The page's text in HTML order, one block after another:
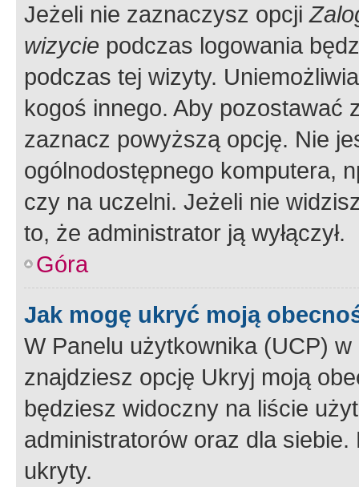
Jeżeli nie zaznaczysz opcji
wizycie podczas logowania
podczas tej wizyty.
kogoś innego. Aby pozostawać
zaznacz powyższą opcję. Nie
ogólnodostępnego komputera,
czy na uczelni. Jeżeli nie
to, że administrator ją wyłączył.
Góra
Jak mogę ukryć moją
W Panelu użytkownika (UCP) w
znajdziesz opcję Ukryj moją
będziesz widoczny na liście
administratorów oraz dla
ukryty.